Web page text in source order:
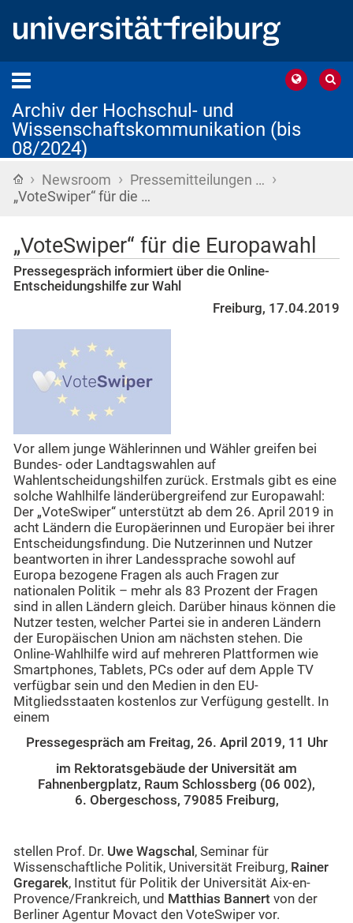
Archiv der Hochschul- und
Wissenschaftskommunikation (bis
08/2024)
Startseite
› Newsroom › Pressemitteilungen … ›
„VoteSwiper“ für die …
„VoteSwiper“ für die Europawahl
Pressegespräch informiert über die Online-
Entscheidungshilfe zur Wahl
Freiburg, 17.04.2019
Vor allem junge Wählerinnen und Wähler greifen bei
Bundes- oder Landtagswahlen auf
Wahlentscheidungshilfen zurück. Erstmals gibt es eine
solche Wahlhilfe länderübergreifend zur Europawahl:
Der „VoteSwiper“ unterstützt ab dem 26. April 2019 in
acht Ländern die Europäerinnen und Europäer bei ihrer
Entscheidungsfindung. Die Nutzerinnen und Nutzer
beantworten in ihrer Landessprache sowohl auf
Europa bezogene Fragen als auch Fragen zur
nationalen Politik – mehr als 83 Prozent der Fragen
sind in allen Ländern gleich. Darüber hinaus können die
Nutzer testen, welcher Partei sie in anderen Ländern
der Europäischen Union am nächsten stehen. Die
Online-Wahlhilfe wird auf mehreren Plattformen wie
Smartphones, Tablets, PCs oder auf dem Apple TV
verfügbar sein und den Medien in den EU-
Mitgliedsstaaten kostenlos zur Verfügung gestellt. In
einem
Pressegespräch am Freitag, 26. April 2019, 11 Uhr
im Rektoratsgebäude der Universität am
Fahnenbergplatz, Raum Schlossberg (06 002),
6. Obergeschoss, 79085 Freiburg,
stellen Prof. Dr. Uwe Wagschal , Seminar für
Wissenschaftliche Politik, Universität Freiburg, Rainer
Gregarek, Institut für Politik der Universität Aix-en-
Provence/Frankreich, und Matthias Bannert von der
Berliner Agentur Movact den VoteSwiper vor.